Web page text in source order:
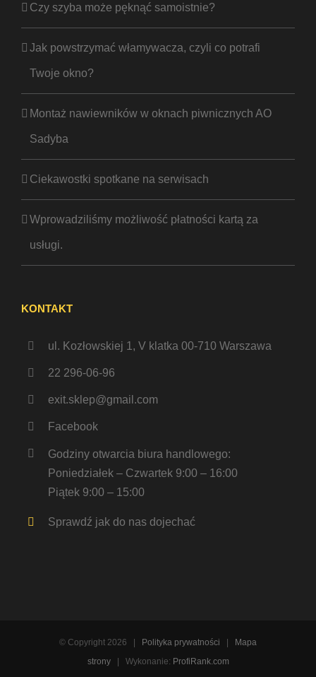
Czy szyba może pęknąć samoistnie?
Jak powstrzymać włamywacza, czyli co potrafi
Twoje okno?
Montaż nawiewników w oknach piwnicznych AO
Sadyba
Ciekawostki spotkane na serwisach
Wprowadziliśmy możliwość płatności kartą za
usługi.
KONTAKT
ul. Kozłowskiej 1, V klatka 00-710 Warszawa
22 296-06-96
exit.sklep@gmail.com
Facebook
Godziny otwarcia biura handlowego:
Poniedziałek – Czwartek 9:00 – 16:00
Piątek 9:00 – 15:00
Sprawdź jak do nas dojechać
© Copyright 2026 | Polityka prywatności | Mapa
strony| Wykonanie: ProfiRank.com